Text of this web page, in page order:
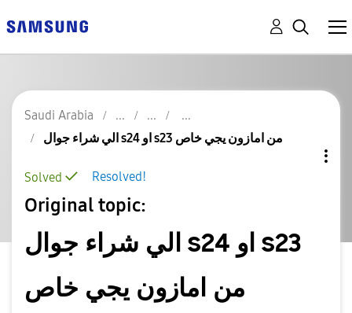
Saudi Arabia
الي شراء جوال s24 او s23 من امازون يجي خاص
Resolved!
Solved
Original topic:
الي شراء جوال s24 او s23
من امازون يجي خاص